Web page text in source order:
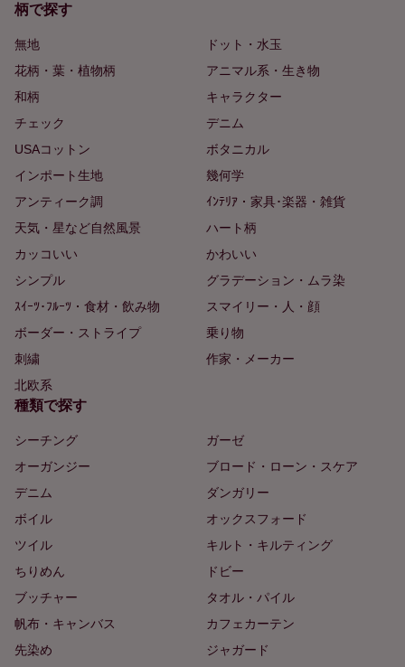
柄で探す
無地
ドット・水玉
花柄・葉・植物柄
アニマル系・生き物
和柄
キャラクター
チェック
デニム
USAコットン
ボタニカル
インポート生地
幾何学
アンティーク調
ｲﾝﾃﾘｱ・家具･楽器・雑貨
天気・星など自然風景
ハート柄
カッコいい
かわいい
シンプル
グラデーション・ムラ染
ｽｲｰﾂ･ﾌﾙｰﾂ・食材・飲み物
スマイリー・人・顔
ボーダー・ストライプ
乗り物
刺繍
作家・メーカー
北欧系
種類で探す
シーチング
ガーゼ
オーガンジー
ブロード・ローン・スケア
デニム
ダンガリー
ボイル
オックスフォード
ツイル
キルト・キルティング
ちりめん
ドビー
ブッチャー
タオル・パイル
帆布・キャンバス
カフェカーテン
先染め
ジャガード